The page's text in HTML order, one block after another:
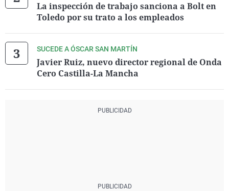
La inspección de trabajo sanciona a Bolt en
Toledo por su trato a los empleados
SUCEDE A ÓSCAR SAN MARTÍN
Javier Ruiz, nuevo director regional de Onda
Cero Castilla-La Mancha